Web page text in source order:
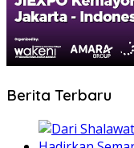
Berita Terbaru